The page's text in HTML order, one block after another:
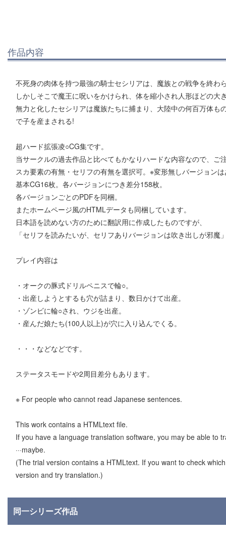
作品内容
不死身の肉体を持つ最強の騎士セシリアは、魔族との戦争を終わ
しかしそこで魔王に呪いをかけられ、体を縮小され人形ほどの大
無力と化したセシリアは魔族たちに捕まり、大陸中の何百万体
で子を産まされる!
超ハード拡張凌○CG集です。
当サークルの過去作品と比べてもかなりハードな内容なので、ご
スカ要素の有無・セリフの有無を選択可。※変形無しバージョン
基本CG16枚。各バージョンにつき差分158枚。
各バージョンごとのPDFを同梱。
またホームページ風のHTMLデータも同梱しています。
日本語を読めない方のために翻訳用に作成したものですが、
「セリフを読みたいが、セリフありバージョンは吹き出しが邪
プレイ内容は
・オークの豚式ドリルペニスで輪○。
・出産しようとするも穴が詰まり、数日かけて出産。
・ゾンビに輪○され、ウジを出産。
・産んだ娘たち(100人以上)が穴に入り込んでくる。
・・・などなどです。
ステータスモードや2周目差分もあります。
※ For people who cannot read Japanese sentences.
This work contains a HTMLtext file.
If you have a language translation software, you may be able to
···maybe.
(The trial version contains a HTMLtext. If you want to check
version and try translation.)
同一シリーズ作品